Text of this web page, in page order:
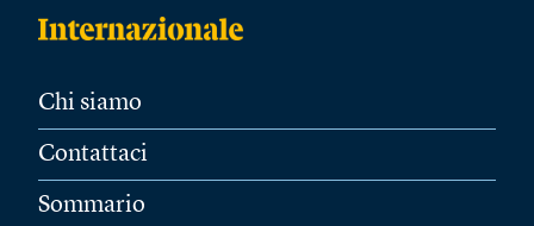
Chi siamo
Contattaci
Sommario